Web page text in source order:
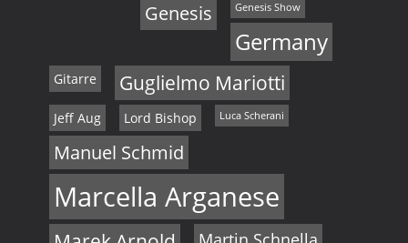
Genesis Genesis Show
Germany
Gitarre Guglielmo Mariotti
Jeff Aug Lord Bishop Luca Scherani
Manuel Schmid
Marcella Arganese